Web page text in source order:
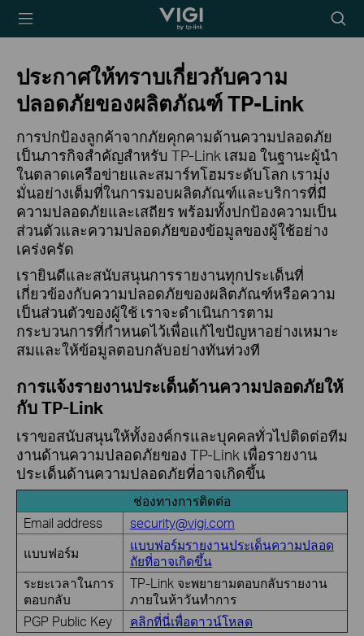
TP-Link, Reliably
icon
ประกาศให้ทราบเกี่ยวกับความ
ปลอดภัยของผลิตภัณฑ์ TP-Link
การปกป้องลูกค้าจากภัยคุกคามด้านความปลอดภัย
เป็นภารกิจสำคัญสำหรับ TP-Link เสมอ ในฐานะผู้นำ
ในตลาดเครือข่ายและสมาร์ทโฮมระดับโลก เรามุ่ง
มั่นอย่างเต็มที่ในการมอบผลิตภัณฑ์และบริการที่มี
ความปลอดภัยและเสถียร พร้อมทั้งปกป้องความเป็น
ส่วนตัวและความปลอดภัยของข้อมูลของผู้ใช้อย่าง
เคร่งครัด
เรายินดีและสนับสนุนการรายงานทุกประเด็นที่
เกี่ยวข้องกับความปลอดภัยของผลิตภัณฑ์หรือความ
เป็นส่วนตัวของผู้ใช้ เราจะดำเนินการตาม
กระบวนการที่กำหนดไว้เพื่อแก้ไขปัญหาอย่างเหมาะ
สมและให้ข้อมูลตอบกลับอย่างทันท่วงที
การแจ้งรายงานประเด็นด้านความปลอดภัยให้
กับ TP-Link
เราขอสนับสนุนให้ทั้งองค์กรและบุคคลทั่วไปติดต่อทีม
งานด้านความปลอดภัยของ TP-Link เพื่อรายงาน
ประเด็นด้านความปลอดภัยที่อาจเกิดขึ้น
ช่องทางการติดต่อ
Email address
security@vigi.com
แบบฟอร์ม
แบบฟอร์มรายงานประเด็นความปลอด
ถัยที่อาจเกิดขึ้น
ระยะเวลาในการ
ตอบกลับ
TP-Link จะพยายามตอบกลับรายงาน
ภายในห้าวันทำการ
PGP Public Key
คลิกที่นี่เพื่อดาวน์โหลด